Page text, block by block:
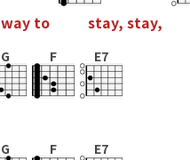
way to stay, stay,
G F E7
G F E7